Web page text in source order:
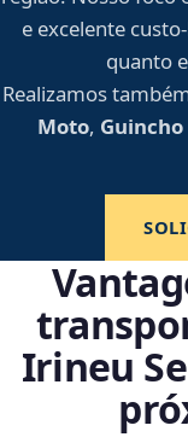
e excelente
quanto
Realizamos
Moto,
Irineu